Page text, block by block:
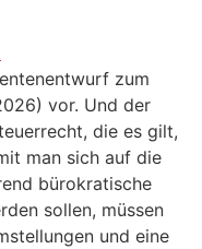
zum
vor. Und der
die es gilt,
man sich auf die
bürokratische
sollen, müssen
und eine